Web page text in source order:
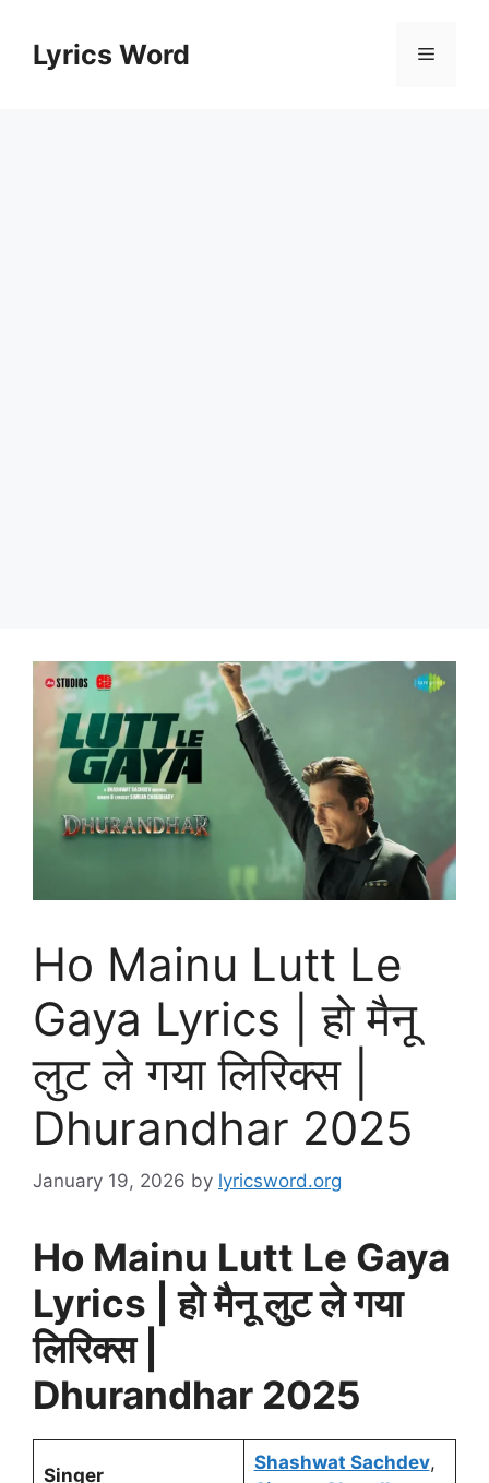
contentLyrics Word Menu
Ho Mainu Lutt Le
Gaya Lyrics | हो मैनू
लुट ले गया लिरिक्स |
Dhurandhar 2025
January 19, 2026 by lyricsword.org
Ho Mainu Lutt Le Gaya
Lyrics | हो मैनू लुट ले गया
लिरिक्स |
Dhurandhar 2025
Singer
Shashwat Sachdev,